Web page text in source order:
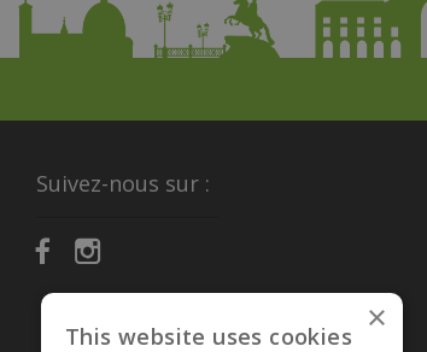
Suivez-nous sur :
×
This website uses cookies